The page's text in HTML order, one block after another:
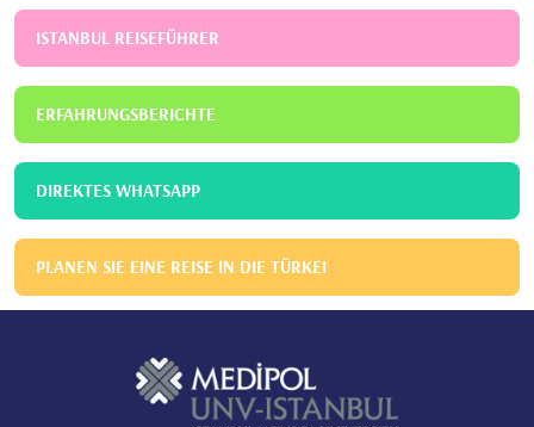
ISTANBUL REISEFÜHRER
ERFAHRUNGSBERICHTE
DIREKTES WHATSAPP
PLANEN SIE EINE REISE IN DIE TÜRKEI